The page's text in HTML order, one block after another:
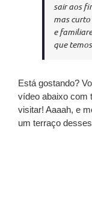
sair aos
mas
e
que
Está gostando?
vídeo abaixo com
visitar! Aaaah, e
um terraço